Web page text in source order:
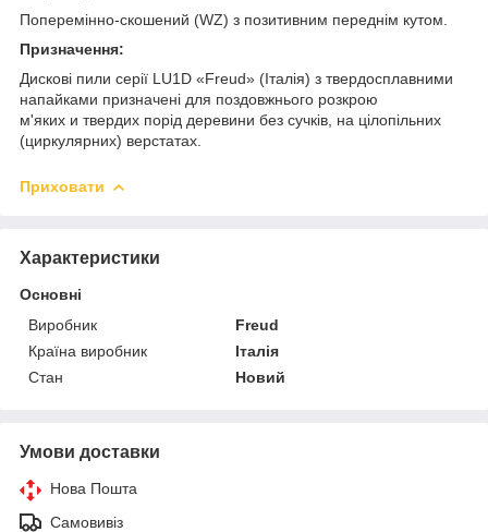
Поперемінно-скошений (WZ) з позитивним переднім кутом.
Призначення:
Дискові пили серії LU1D «Freud» (Італія) з твердосплавними
напайками призначені для поздовжнього розкрою
м'яких и твердих порід деревини без сучків, на цілопільних
(циркулярних) верстатах.
Приховати
Характеристики
Основні
Виробник
Freud
Країна виробник
Італія
Стан
Новий
Умови доставки
Нова Пошта
Самовивіз